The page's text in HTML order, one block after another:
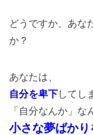
どうですか、あな
か？
あなたは、
自分を卑下してし
「自分なんか」な
小さな夢ばかり